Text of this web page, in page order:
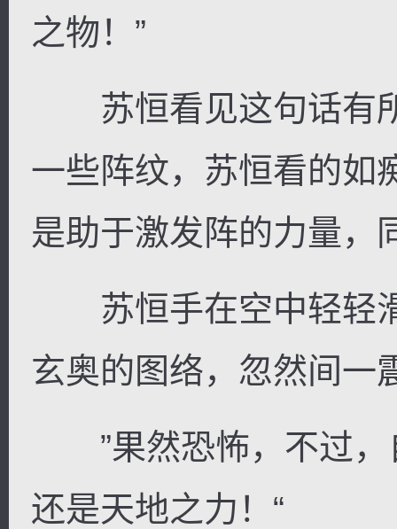
之物！”
苏恒看见这句话有
一些阵纹，苏恒看的如
是助于激发阵的力量，
苏恒手在空中轻轻
玄奥的图络，忽然间一
”果然恐怖，不过，
还是天地之力！“